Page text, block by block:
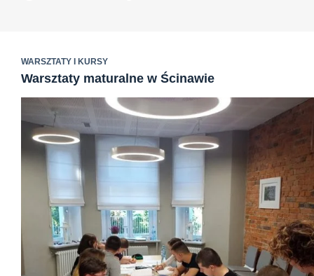
WARSZTATY I KURSY
Warsztaty maturalne w Ścinawie